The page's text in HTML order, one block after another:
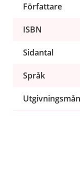
Författare
ISBN
Sidantal
Språk